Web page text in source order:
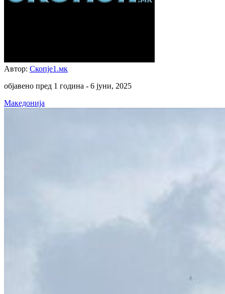
Автор: Скопје1.мк
објавено пред 1 година - 6 јуни, 2025
Македонија